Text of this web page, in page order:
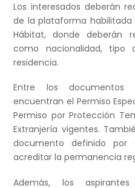
Los interesados deberán
de la plataforma habilitada
Hábitat, donde deberán
como nacionalidad,
residencia.
Entre los documentos
encuentran el Permiso
Permiso por Protección
Extranjería vigentes.
documento definido por
acreditar la permanencia
Además, los